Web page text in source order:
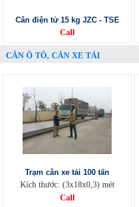
Cân điện tử 15 kg JZC - TSE
Call
CÂN Ô TÔ, CÂN XE TẢI
Trạm cân xe tải 100 tấn
Kích thước: (3x18x0,3) mét
Call